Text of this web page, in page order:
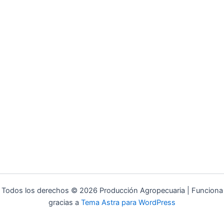
Todos los derechos © 2026 Producción Agropecuaria | Funciona
gracias a Tema Astra para WordPress